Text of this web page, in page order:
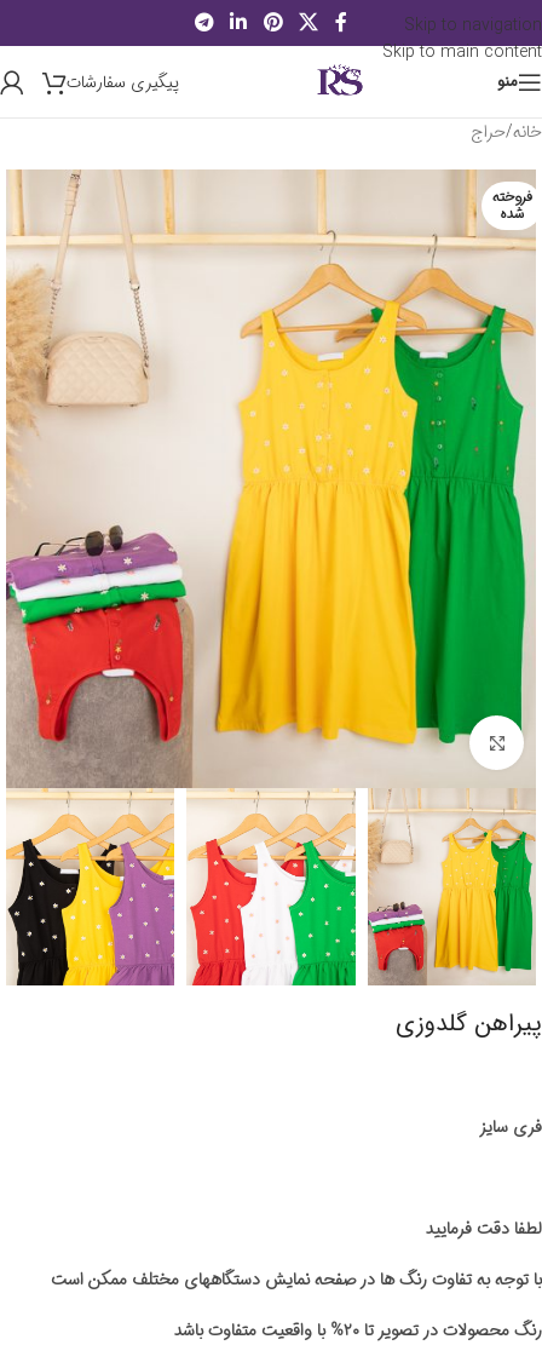
Skip to navigation
Skip to main content
منو
پیگیری سفارشات
خانه/حراج
فروخته
شده
برای بزرگنمایی کلیک کنید
پیراهن گلدوزی
فری سایز
لطفا دقت فرمایید
با توجه به تفاوت رنگ ها در صفحه نمایش دستگاههای مختلف ممکن است
رنگ محصولات در تصویر تا ۲۰% با واقعیت متفاوت باشد